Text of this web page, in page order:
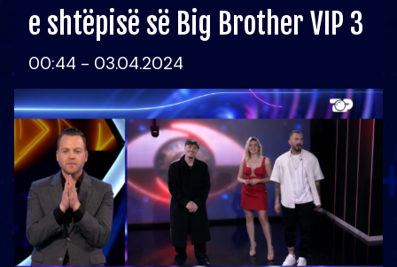
e shtëpisë së Big Brother VIP 3
00:44 - 03.04.2024